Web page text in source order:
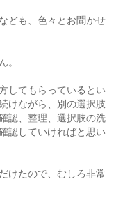
ども、色々とお聞かせ
。
してもらっているとい
けながら、別の選択肢
認、整理、選択肢の洗
認していければと思い
けたので、むしろ非常